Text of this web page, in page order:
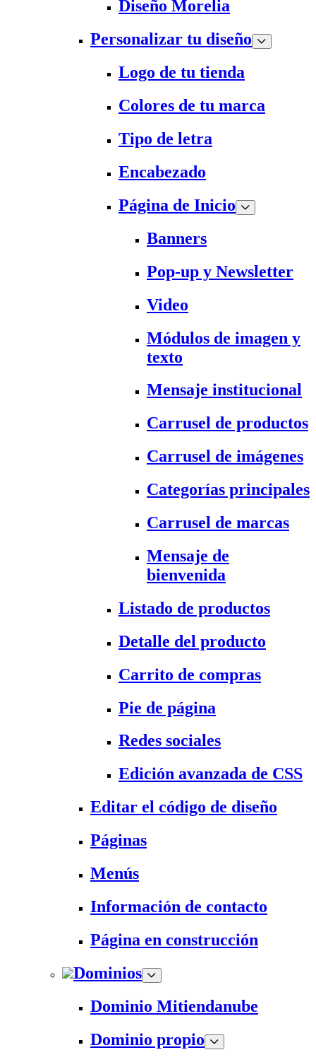
Diseño Morelia
Personalizar tu diseño
Logo de tu tienda
Colores de tu marca
Tipo de letra
Encabezado
Página de Inicio
Banners
Pop-up y Newsletter
Video
Módulos de imagen y
texto
Mensaje institucional
Carrusel de productos
Carrusel de imágenes
Categorías principales
Carrusel de marcas
Mensaje de
bienvenida
Listado de productos
Detalle del producto
Carrito de compras
Pie de página
Redes sociales
Edición avanzada de CSS
Editar el código de diseño
Páginas
Menús
Información de contacto
Página en construcción
Dominios
Dominio Mitiendanube
Dominio propio